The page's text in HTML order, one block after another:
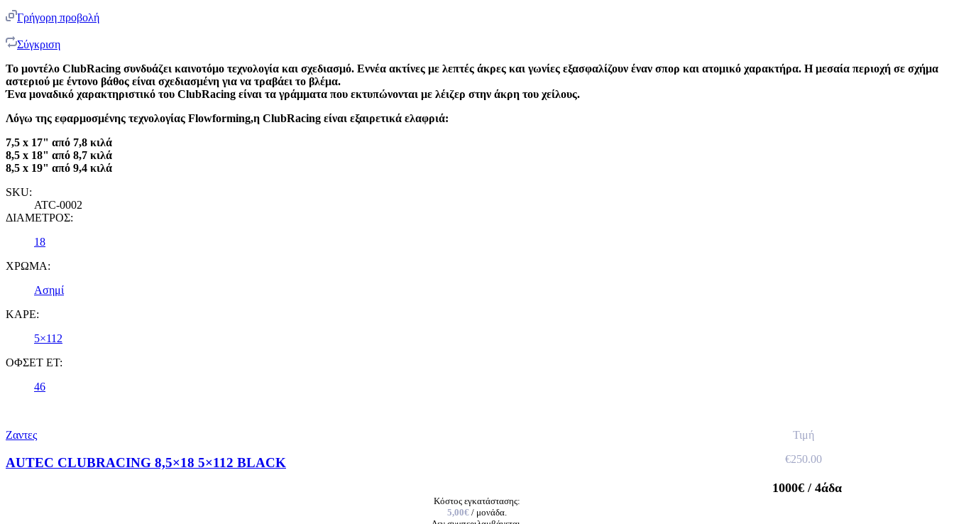
Γρήγορη προβολή
Σύγκριση
Το μοντέλο ClubRacing συνδυάζει καινοτόμο τεχνολογία και σχεδιασμό. Εννέα ακτίνες με λεπτές άκρες και γωνίες εξασφαλίζουν έναν σπορ και ατομικό χαρακτήρα. Η μεσαία περιοχή σε σχήμα
αστεριού με έντονο βάθος είναι σχεδιασμένη για να τραβάει το βλέμα.
Ένα μοναδικό χαρακτηριστικό του ClubRacing είναι τα γράμματα που εκτυπώνονται με λέιζερ στην άκρη του χείλους.
Λόγω της εφαρμοσμένης τεχνολογίας Flowforming,η ClubRacing είναι εξαιρετικά ελαφριά:
7,5 x 17" από 7,8 κιλά
8,5 x 18" από 8,7 κιλά
8,5 x 19" από 9,4 κιλά
SKU:
ATC-0002
ΔΙΑΜΕΤΡΟΣ:
18
ΧΡΩΜΑ:
Ασημί
ΚΑΡΕ:
5×112
ΟΦΣΕΤ ET:
46
Ζαντες
AUTEC CLUBRACING 8,5×18 5×112 BLACK
Τιμή
€250.00
1000€/ 4άδα
Κόστος εγκατάστασης:
5,00€ / μονάδα.